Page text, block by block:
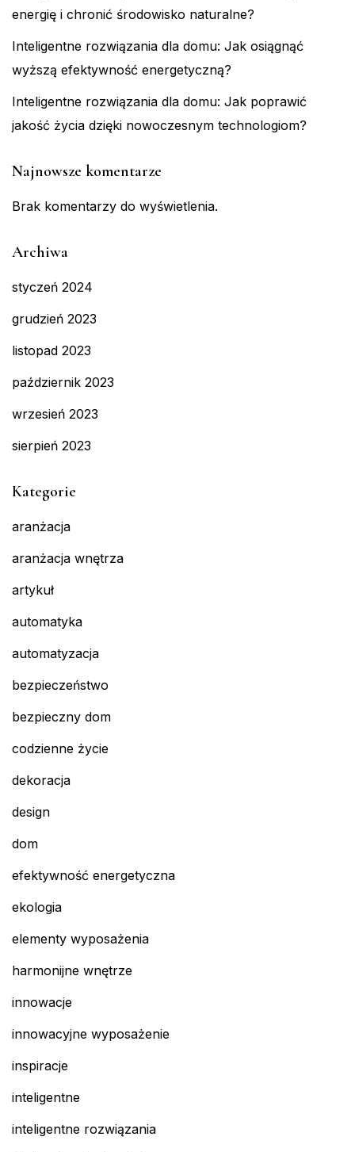
energię i chronić środowisko naturalne?
Inteligentne rozwiązania dla domu: Jak osiągnąć
wyższą efektywność energetyczną?
Inteligentne rozwiązania dla domu: Jak poprawić
jakość życia dzięki nowoczesnym technologiom?
Najnowsze komentarze
Brak komentarzy do wyświetlenia.
Archiwa
styczeń 2024
grudzień 2023
listopad 2023
październik 2023
wrzesień 2023
sierpień 2023
Kategorie
aranżacja
aranżacja wnętrza
artykuł
automatyka
automatyzacja
bezpieczeństwo
bezpieczny dom
codzienne życie
dekoracja
design
dom
efektywność energetyczna
ekologia
elementy wyposażenia
harmonijne wnętrze
innowacje
innowacyjne wyposażenie
inspiracje
inteligentne
inteligentne rozwiązania